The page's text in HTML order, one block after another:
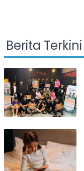
Berita Terkini